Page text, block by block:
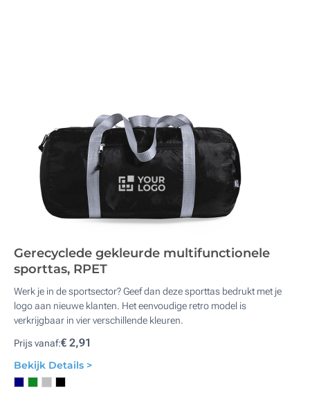
Gerecyclede gekleurde multifunctionele
sporttas, RPET
Werk je in de sportsector? Geef dan deze sporttas bedrukt met je
logo aan nieuwe klanten. Het eenvoudige retro model is
verkrijgbaar in vier verschillende kleuren.
Prijs vanaf:€ 2,91
Bekijk Details >